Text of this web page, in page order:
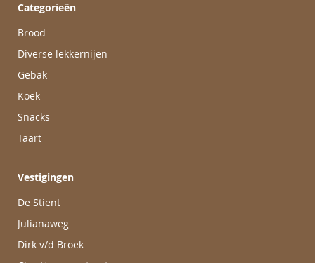
Categorieën
Brood
Diverse lekkernijen
Gebak
Koek
Snacks
Taart
Vestigingen
De Stient
Julianaweg
Dirk v/d Broek